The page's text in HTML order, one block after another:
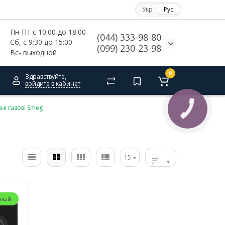
Укр Рус
Пн-Пт с 10:00 до 18:00
Сб, с 9:30 до 15:00
Вс- выходной
(044) 333-98-80
(099) 230-23-98
Здравствуйте,
войдите в кабинет
0
газові Smeg
15
КНОПКА
СВЯЗИ